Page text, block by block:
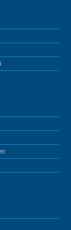
în
pentru